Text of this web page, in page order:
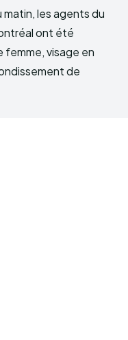
matin, les agents du
ont été
femme, visage en
de